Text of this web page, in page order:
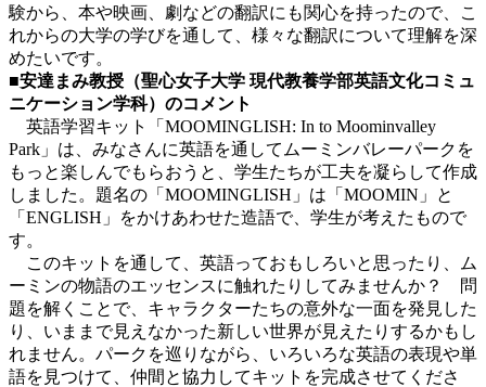
験から、本や映画、劇などの翻訳にも関心を持ったので、こ
れからの大学の学びを通して、様々な翻訳について理解を深
めたいです。
■安達まみ教授（聖心女子大学 現代教養学部英語文化コミュ
ニケーション学科）のコメント
英語学習キット「MOOMINGLISH: In to Moominvalley
Park」は、みなさんに英語を通してムーミンバレーパークを
もっと楽しんでもらおうと、学生たちが工夫を凝らして作成
しました。題名の「MOOMINGLISH」は「MOOMIN」と
「ENGLISH」をかけあわせた造語で、学生が考えたもので
す。
このキットを通して、英語っておもしろいと思ったり、ム
ーミンの物語のエッセンスに触れたりしてみませんか？ 問
題を解くことで、キャラクターたちの意外な一面を発見した
り、いままで見えなかった新しい世界が見えたりするかもし
れません。パークを巡りながら、いろいろな英語の表現や単
語を見つけて、仲間と協力してキットを完成させてくださ